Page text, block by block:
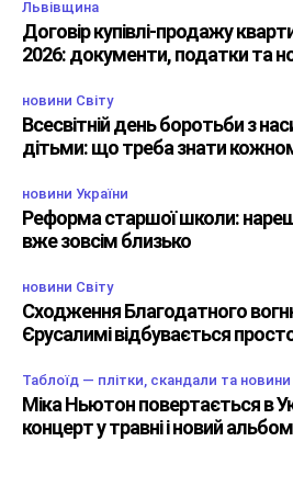
Львівщина
Договір купівлі-продажу
2026: документи, податки та
новини Світу
Всесвітній день боротьби з
дітьми: що треба знати
новини України
Реформа старшої школи:
вже зовсім близько
новини Світу
Сходження Благодатного
Єрусалимі відбувається
Таблоїд — плітки, скандали та новини
Міка Ньютон повертається в
концерт у травні і новий альбом